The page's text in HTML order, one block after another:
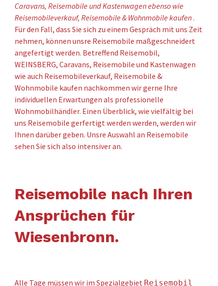
Caravans, Reisemobile und Kastenwagen ebenso wie
Reisemobileverkauf, Reisemobile & Wohnmobile kaufen.
Für den Fall, dass Sie sich zu einem Gespräch mit uns Zeit
nehmen, können unsre Reisemobile maßgeschneidert
angefertigt werden. Betreffend Reisemobil,
WEINSBERG, Caravans, Reisemobile und Kastenwagen
wie auch Reisemobileverkauf, Reisemobile &
Wohnmobile kaufen nachkommen wir gerne Ihre
individuellen Erwartungen als professionelle
Wohnmobilhändler. Einen Überblick, wie vielfältig bei
uns Reisemobile gerfertigt werden werden, werden wir
Ihnen darüber geben. Unsre Auswahl an Reisemobile
sehen Sie sich also intensiver an.
Reisemobile nach Ihren
Ansprüchen für
Wiesenbronn.
Alle Tage müssen wir im Spezialgebiet Reisemobil